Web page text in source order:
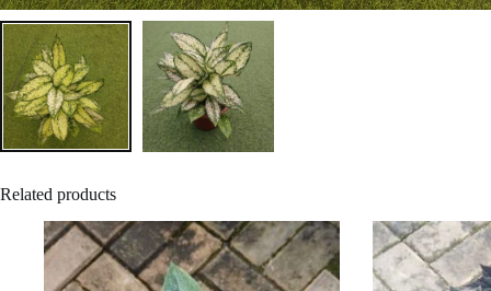
Related products